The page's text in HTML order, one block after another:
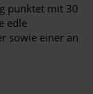
punktet mit 30
edle
sowie einer an